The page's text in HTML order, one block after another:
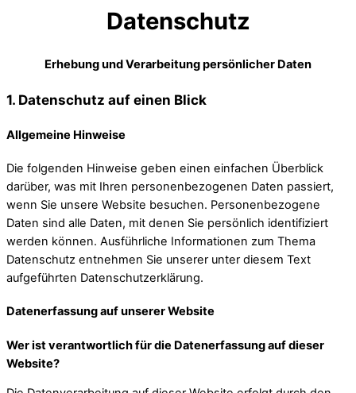
Datenschutz
Erhebung und Verarbeitung persönlicher Daten
1. Datenschutz auf einen Blick
Allgemeine Hinweise
Die folgenden Hinweise geben einen einfachen Überblick
darüber, was mit Ihren personenbezogenen Daten passiert,
wenn Sie unsere Website besuchen. Personenbezogene
Daten sind alle Daten, mit denen Sie persönlich identifiziert
werden können. Ausführliche Informationen zum Thema
Datenschutz entnehmen Sie unserer unter diesem Text
aufgeführten Datenschutzerklärung.
Datenerfassung auf unserer Website
Wer ist verantwortlich für die Datenerfassung auf dieser
Website?